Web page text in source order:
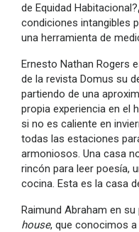
de Equidad
condiciones intangibles
una herramienta de
Ernesto Nathan Rogers
de la revista Domus su
partiendo de una
propia experiencia en el
si no es caliente en
todas las estaciones
armoniosos. Una casa
rincón para leer poesía,
cocina. Esta es la casa
Raimund Abraham en su
house, que conocimos a